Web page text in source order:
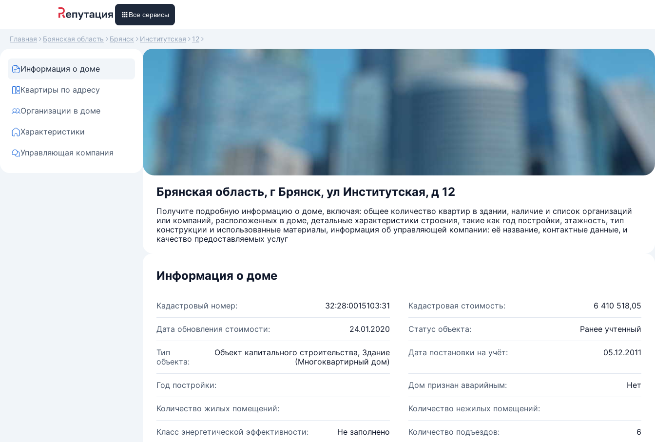
Все сервисы
Главная Брянская область Брянск Институтская 12
Информация о доме
Квартиры по адресу
Организации в доме
Характеристики
Управляющая компания
Брянская область, г Брянск, ул Институтская, д 12
Получите подробную информацию о доме, включая: общее количество квартир в здании, наличие и список организаций
или компаний, расположенных в доме, детальные характеристики строения, такие как год постройки, этажность, тип
конструкции и использованные материалы, информация об управляющей компании: её название, контактные данные, и
качество предоставляемых услуг
Информация о доме
Кадастровый номер: 32:28:0015103:31 Кадастровая стоимость: 6 410 518,05
Дата обновления стоимости: 24.01.2020 Статус объекта: Ранее учтенный
Тип
объекта:
Объект капитального строительства, Здание
(Многоквартирный дом)
Дата постановки на учёт: 05.12.2011
Год постройки: Дом признан аварийным: Нет
Количество жилых помещений: Количество нежилых помещений:
Класс энергетической эффективности: Не заполнено Количество подъездов: 6